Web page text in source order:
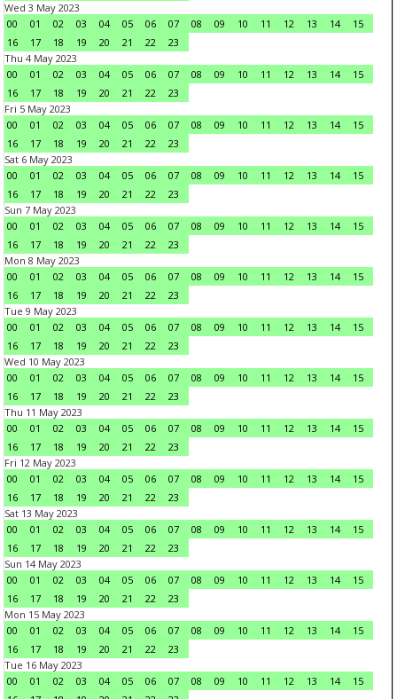
Wed 3 May 2023
00
01 02 03 04 05 06 07 08 09 10 11 12 13 14
15
16
17 18 19 20 21 22
23
Thu 4 May 2023
00
01 02 03 04 05 06 07 08 09 10 11 12 13 14
15
16
17 18 19 20 21 22
23
Fri 5 May 2023
00
01 02 03 04 05 06 07 08 09 10 11 12 13 14
15
16
17 18 19 20 21 22
23
Sat 6 May 2023
00
01 02 03 04 05 06 07 08 09 10 11 12 13 14
15
16
17 18 19 20 21 22
23
Sun 7 May 2023
00
01 02 03 04 05 06 07 08 09 10 11 12 13 14
15
16
17 18 19 20 21 22
23
Mon 8 May 2023
00
01 02 03 04 05 06 07 08 09 10 11 12 13 14
15
16
17 18 19 20 21 22
23
Tue 9 May 2023
00
01 02 03 04 05 06 07 08 09 10 11 12 13 14
15
16
17 18 19 20 21 22
23
Wed 10 May 2023
00
01 02 03 04 05 06 07 08 09 10 11 12 13 14
15
16
17 18 19 20 21 22
23
Thu 11 May 2023
00
01 02 03 04 05 06 07 08 09 10 11 12 13 14
15
16
17 18 19 20 21 22
23
Fri 12 May 2023
00
01 02 03 04 05 06 07 08 09 10 11 12 13 14
15
16
17 18 19 20 21 22
23
Sat 13 May 2023
00
01 02 03 04 05 06 07 08 09 10 11 12 13 14
15
16
17 18 19 20 21 22
23
Sun 14 May 2023
00
01 02 03 04 05 06 07 08 09 10 11 12 13 14
15
16
17 18 19 20 21 22
23
Mon 15 May 2023
00
01 02 03 04 05 06 07 08 09 10 11 12 13 14
15
16
17 18 19 20 21 22
23
Tue 16 May 2023
00
01 02 03 04 05 06 07 08 09 10 11 12 13 14
15